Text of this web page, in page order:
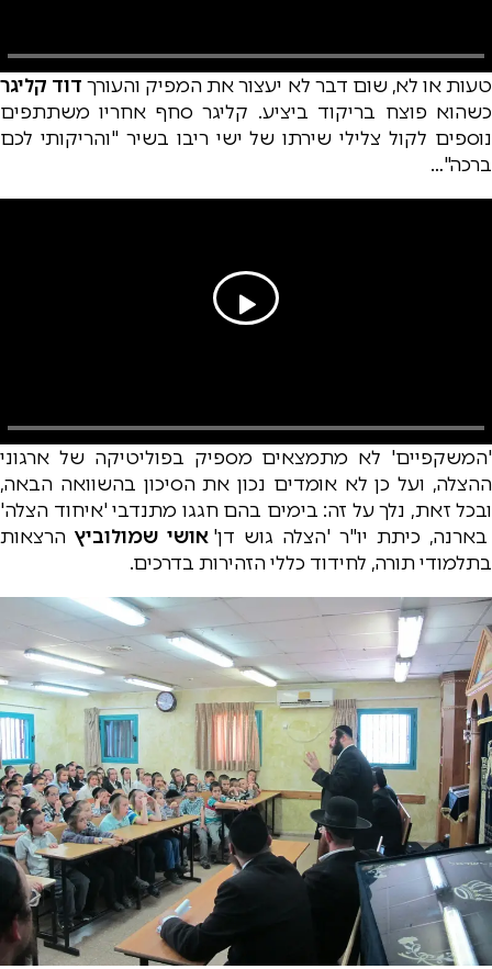
טעות או לא, שום דבר לא יעצור את המפיק והעורך דוד קליגר
כשהוא פוצח בריקוד ביציע. קליגר סחף אחריו משתתפים
נוספים לקול צלילי שירתו של ישי ריבו בשיר "והריקותי לכם
ברכה"…
'המשקפיים' לא מתמצאים מספיק בפוליטיקה של ארגוני
ההצלה, ועל כן לא אומדים נכון את הסיכון בהשוואה הבאה,
ובכל זאת, נלך על זה: בימים בהם חגגו מתנדבי 'איחוד הצלה'
בארנה, כיתת יו"ר 'הצלה גוש דן' אושי שמולוביץ הרצאות
בתלמודי תורה, לחידוד כללי הזהירות בדרכים.